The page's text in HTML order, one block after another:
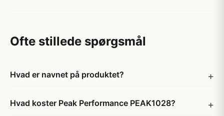
Ofte stillede spørgsmål
Hvad er navnet på produktet?
Hvad koster Peak Performance PEAK1028?